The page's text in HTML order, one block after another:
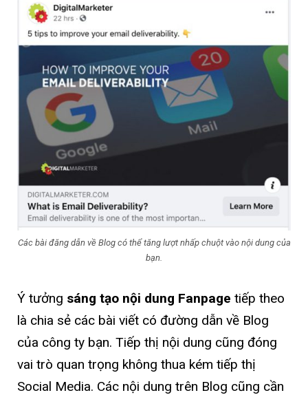
Các bài đăng dẫn về Blog có thể tăng lượt nhấp chuột vào nội dung của
bạn.
Ý tưởng sáng tạo nội dung Fanpage tiếp theo
là chia sẻ các bài viết có đường dẫn về Blog
của công ty bạn. Tiếp thị nội dung cũng đóng
vai trò quan trọng không thua kém tiếp thị
Social Media. Các nội dung trên Blog cũng cần